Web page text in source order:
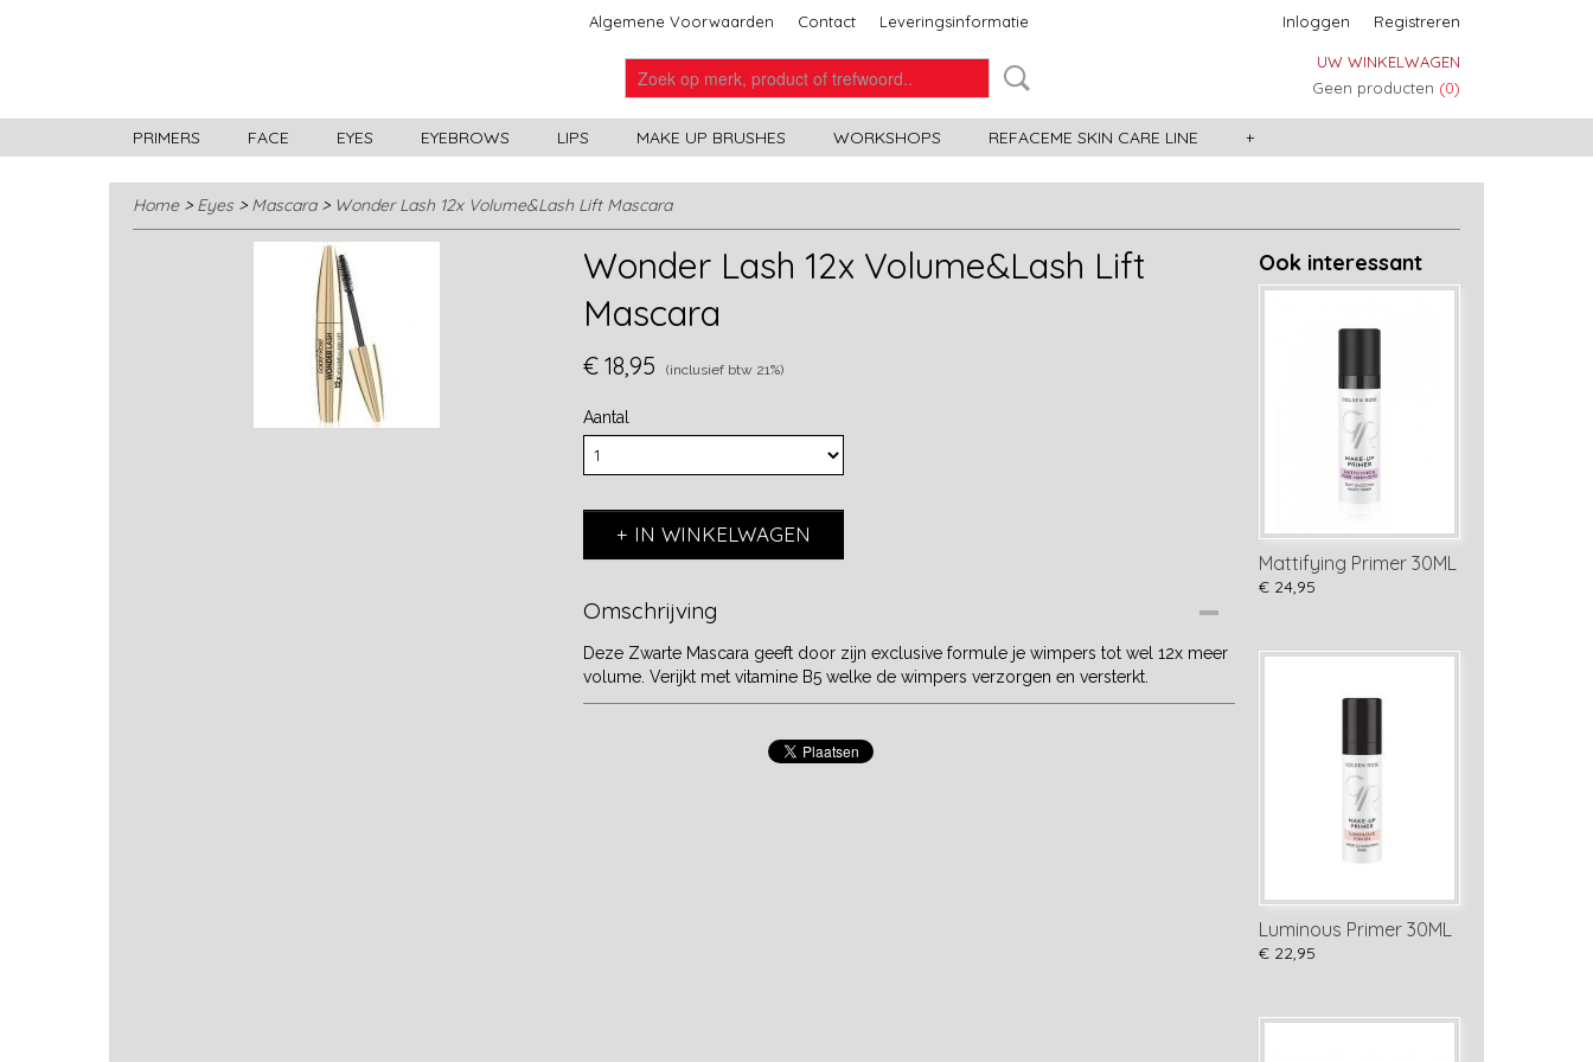
Algemene Voorwaarden Contact Leveringsinformatie Inloggen Registreren
UW WINKELWAGEN
Geen producten (0)
PRIMERS FACE EYES EYEBROWS LIPS MAKE UP BRUSHES WORKSHOPS REFACEME SKIN CARE LINE +
Home> Eyes > Mascara> Wonder Lash 12x Volume&Lash Lift Mascara
Wonder Lash 12x Volume&Lash Lift
Mascara
€ 18,95 (inclusief btw 21%)
Aantal
IN WINKELWAGEN
Omschrijving
Deze Zwarte Mascara geeft door zijn exclusive formule je wimpers tot wel 12x meer
volume. Verijkt met vitamine B5 welke de wimpers verzorgen en versterkt.
Ook interessant
Mattifying Primer 30ML
€ 24,95
Luminous Primer 30ML
€ 22,95